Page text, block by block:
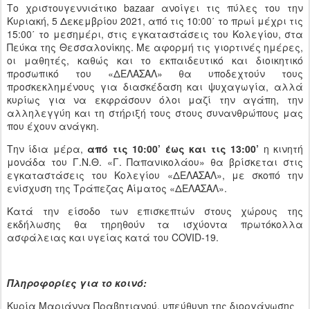
Το χριστουγεννιάτικο bazaar ανοίγει τις πύλες του την
Κυριακή, 5 Δεκεμβρίου 2021, από τις 10:00΄ το πρωί μέχρι τις
15:00΄ το μεσημέρι, στις εγκαταστάσεις του Κολεγίου, στα
Πεύκα της Θεσσαλονίκης. Με αφορμή τις γιορτινές ημέρες,
οι μαθητές, καθώς και το εκπαιδευτικό και διοικητικό
προσωπικό του «ΔΕΛΑΣΑΛ» θα υποδεχτούν τους
προσκεκλημένους για διασκέδαση και ψυχαγωγία, αλλά
κυρίως για να εκφράσουν όλοι μαζί την αγάπη, την
αλληλεγγύη και τη στήριξή τους στους συνανθρώπους μας
που έχουν ανάγκη.
Την ίδια μέρα,από τις 10:00’ έως και τις 13:00’ η κινητή
μονάδα του Γ.Ν.Θ. «Γ. Παπανικολάου» θα βρίσκεται στις
εγκαταστάσεις του Κολεγίου «ΔΕΛΑΣΑΛ», με σκοπό την
ενίσχυση της Τράπεζας Αίματος «ΔΕΛΑΣΑΛ».
Κατά την είσοδο των επισκεπτών στους χώρους της
εκδήλωσης θα τηρηθούν τα ισχύοντα πρωτόκολλα
ασφάλειας και υγείας κατά του COVID-19.
Πληροφορίες για το κοινό:
Κυρία Μαριάννα Πραβητιανού, υπεύθυνη της διοργάνωσης